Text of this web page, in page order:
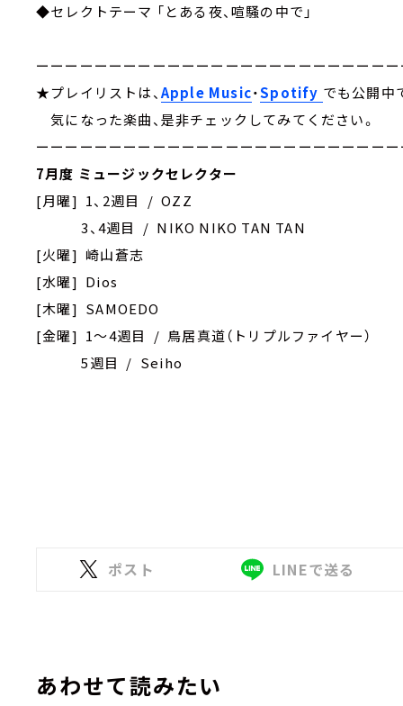
◆セレクトテーマ 「とある夜、喧騒の中で」
ーーーーーーーーーーーーーーーーーーーーーーーーー
★プレイリストは、 Apple Music・Spotify でも公開中
気になった楽曲、是非チェックしてみてください。
ーーーーーーーーーーーーーーーーーーーーーーーーー
7月度 ミュージックセレクター
[月曜] 1、2週目 / OZZ
3、4週目 / NIKO NIKO TAN TAN
[火曜] 崎山蒼志
[水曜] Dios
[木曜] SAMOEDO
[金曜] 1～4週目 / 鳥居真道（トリプルファイヤー）
5週目 / Seiho
ポスト LINEで送る
あわせて読みたい